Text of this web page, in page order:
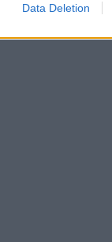
Data Deletion